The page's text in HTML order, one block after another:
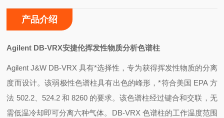
产品介绍
Agilent DB-VRX安捷伦挥发性物质分析色谱柱
Agilent J&W DB-VRX具有*选择性，专为获得挥发性物质的分离
度而设计。该弱极性色谱柱具有出色的峰形，*符合美国 EPA 方
法 502.2、524.2 和 8260 的要求。该色谱柱经过键合和交联，无
需低温冷却即可分离六种气体。DB-VRX 色谱柱的工作温度范围